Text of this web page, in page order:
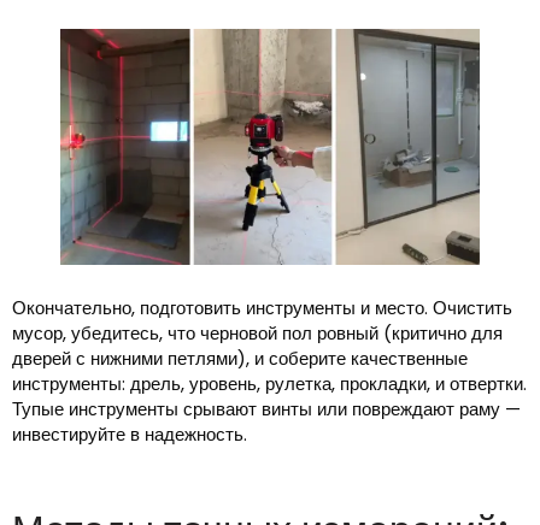
Окончательно, подготовить инструменты и место. Очистить
мусор, убедитесь, что черновой пол ровный (критично для
дверей с нижними петлями), и соберите качественные
инструменты: дрель, уровень, рулетка, прокладки, и отвертки.
Тупые инструменты срывают винты или повреждают раму —
инвестируйте в надежность.